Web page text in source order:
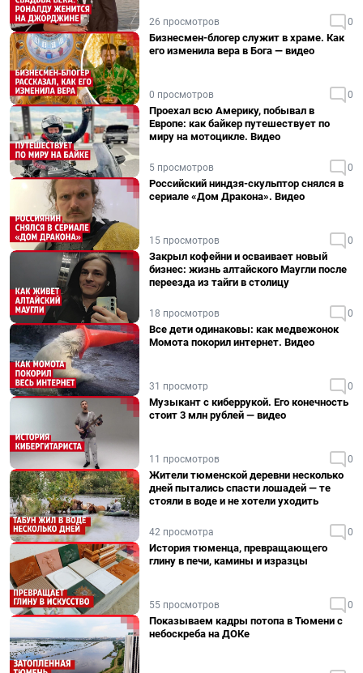
26 просмотров 0
Бизнесмен-блогер служит в храме. Как
его изменила вера в Бога — видео
0 просмотров 0
Проехал всю Америку, побывал в
Европе: как байкер путешествует по
миру на мотоцикле. Видео
5 просмотров 0
Российский ниндзя-скульптор снялся в
сериале «Дом Дракона». Видео
15 просмотров 0
Закрыл кофейни и осваивает новый
бизнес: жизнь алтайского Маугли после
переезда из тайги в столицу
18 просмотров 0
Все дети одинаковы: как медвежонок
Момота покорил интернет. Видео
31 просмотр 0
Музыкант с киберрукой. Его конечность
стоит 3 млн рублей — видео
11 просмотров 0
Жители тюменской деревни несколько
дней пытались спасти лошадей — те
стояли в воде и не хотели уходить
42 просмотра 0
История тюменца, превращающего
глину в печи, камины и изразцы
55 просмотров 0
Показываем кадры потопа в Тюмени с
небоскреба на ДОКе